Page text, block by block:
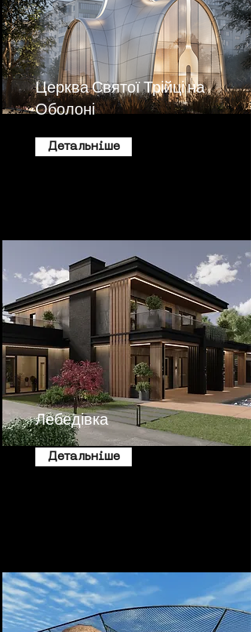
Церква Святої Трійці на
Оболоні
Детальніше
Лебедівка
Детальніше